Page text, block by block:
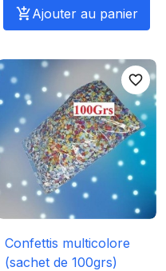
Ajouter au panier
favorite_border
Confettis multicolore
(sachet de 100grs)